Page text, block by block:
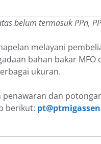
belum termasuk PPn,
melayani
bahan bakar MFO
ukuran.
penawaran dan
berikut: